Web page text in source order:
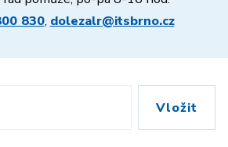
830, dolezalr@itsbrno.cz
Vložit